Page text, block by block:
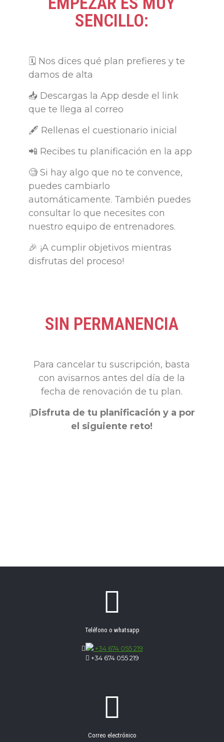
SENCILLO:
🗓️ Nos dices qué plan prefieres y te
damos de alta
📥 Descargas la App desde el link
que te llega al correo
🖋️ Rellenas el cuestionario inicial
📲 Recibes tu planificación en la app
🧐 Si hay algo que no te convence,
puedes cambiarlo
automáticamente. También puedes
consultar lo que necesites con
nuestro equipo de entrenadores.
🎉 ¡A cumplir objetivos mientras
disfrutas del proceso!
SIN PERMANENCIA
Para cancelar tu suscripción, basta
con avisarnos antes del día de la
fecha de renovación de tu plan.
¡Disfruta de tu planificación y a por
el siguiente reto!
Teléfono o whatsapp
+34 674 055 219
+34 674 055 219
Correo electrónico